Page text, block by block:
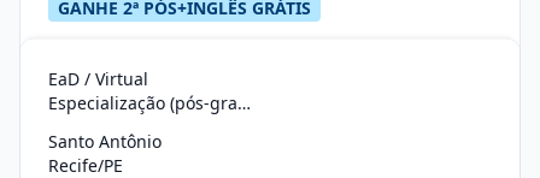
GANHE 2ª PÓS+INGLÊS GRÁTIS
EaD / Virtual
Especialização (pós-graduação)
Santo Antônio
Recife/PE